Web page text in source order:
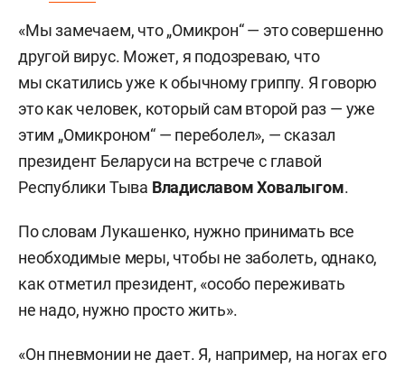
«Мы замечаем, что „Омикрон“ — это совершенно
другой вирус. Может, я подозреваю, что
мы скатились уже к обычному гриппу. Я говорю
это как человек, который сам второй раз — уже
этим „Омикроном“ — переболел», — сказал
президент Беларуси на встрече с главой
Республики Тыва Владиславом Ховалыгом.
По словам Лукашенко, нужно принимать все
необходимые меры, чтобы не заболеть, однако,
как отметил президент, «особо переживать
не надо, нужно просто жить».
«Он пневмонии не дает. Я, например, на ногах его